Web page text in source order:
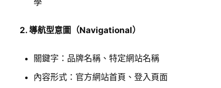
學
2. 導航型意圖（Navigational）
關鍵字：品牌名稱、特定網站名稱
內容形式：官方網站首頁、登入頁面